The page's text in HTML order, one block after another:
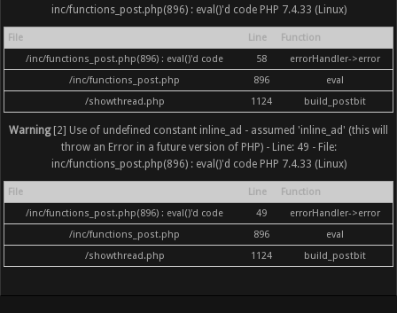
inc/functions_post.php(896) : eval()'d code PHP 7.4.33 (Linux)
File Line
Function
/inc/functions_post.php(896) : eval()'d code
58
errorHandler->error
/inc/functions_post.php
896
eval
/showthread.php
1124 build_postbit
Warning[2] Use of undefined constant inline_ad - assumed 'inline_ad' (this will
throw an Error in a future version of PHP) - Line: 49 - File:
inc/functions_post.php(896) : eval()'d code PHP 7.4.33 (Linux)
File Line
Function
/inc/functions_post.php(896) : eval()'d code
49
errorHandler->error
/inc/functions_post.php
896
eval
/showthread.php
1124 build_postbit